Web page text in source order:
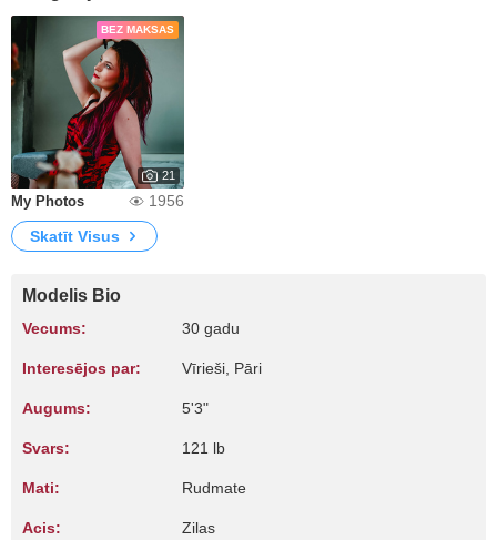
BEZ MAKSAS
21
My Photos
1956
Skatīt Visus
Modelis Bio
Vecums: 30 gadu
Interesējos par: Vīrieši, Pāri
Augums: 5'3"
Svars: 121 lb
Mati: Rudmate
Acis: Zilas